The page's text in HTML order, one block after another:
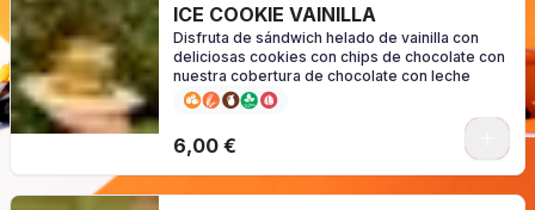
ICE COOKIE VAINILLA
Disfruta de sándwich helado de vainilla con
deliciosas cookies con chips de chocolate con
nuestra cobertura de chocolate con leche
6,00 €